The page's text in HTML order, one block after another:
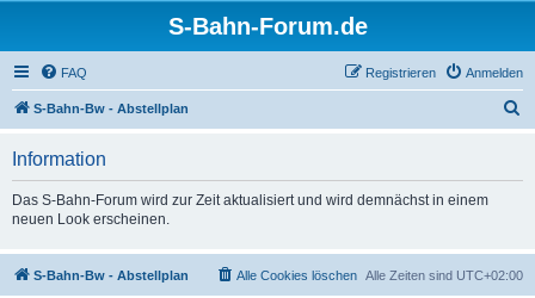
S-Bahn-Forum.de
FAQ Anmelden
Registrieren
S-Bahn-Bw - Abstellplan
Information
Das S-Bahn-Forum wird zur Zeit aktualisiert und wird demnächst in einem
neuen Look erscheinen.
S-Bahn-Bw - Abstellplan Alle Zeiten sind UTC+02:00
Alle Cookies löschen